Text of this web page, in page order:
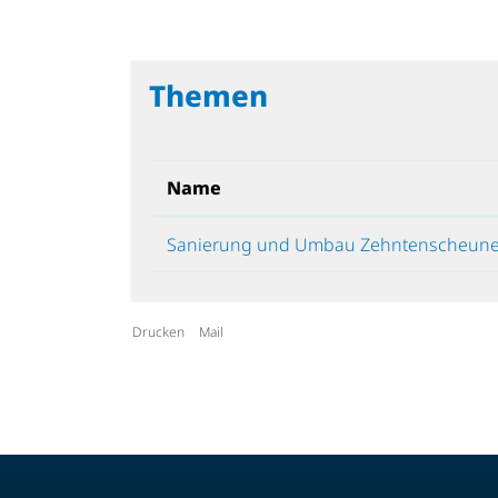
Themen
Name
Sanierung und Umbau
Drucken Mail